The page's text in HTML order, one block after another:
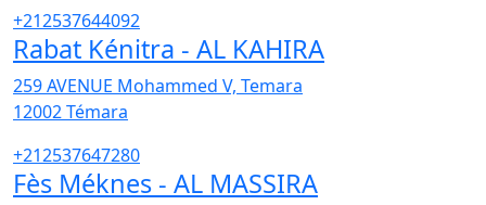
+212537644092
Rabat Kénitra - AL KAHIRA
259 AVENUE Mohammed V, Temara
12002Témara
+212537647280
Fès Méknes - AL MASSIRA